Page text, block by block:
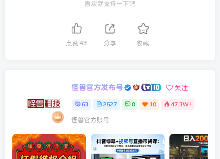
喜欢就支持一下吧
点赞 43 分享 收藏
怪兽官方发布号 关注
63 2527 0 10 47.3W+
怪兽官方账号